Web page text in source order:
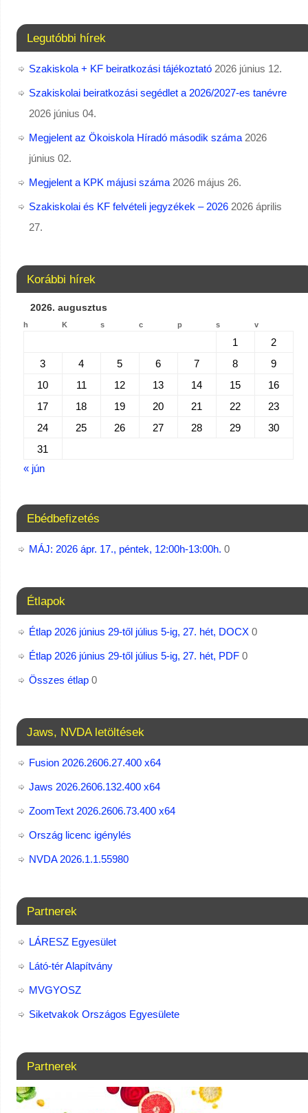
Legutóbbi hírek
Szakiskola + KF beiratkozási tájékoztató 2026 június 12.
Szakiskolai beiratkozási segédlet a 2026/2027-es tanévre
2026 június 04.
Megjelent az Ökoiskola Híradó második száma 2026
június 02.
Megjelent a KPK májusi száma 2026 május 26.
Szakiskolai és KF felvételi jegyzékek – 2026 2026 április
27.
Korábbi hírek
2026. augusztus
h K s c p s v
1
2
3
4 5 6 7 8
9
10
11 12 13 14 15
16
17
18 19 20 21 22
23
24
25 26 27 28 29
30
31
« jún
Ebédbefizetés
MÁJ: 2026 ápr. 17., péntek, 12:00h-13:00h. 0
Étlapok
Étlap 2026 június 29-től július 5-ig, 27. hét, DOCX0
Étlap 2026 június 29-től július 5-ig, 27. hét, PDF0
Összes étlap0
Jaws, NVDA letöltések
Fusion 2026.2606.27.400 x64
Jaws 2026.2606.132.400 x64
ZoomText 2026.2606.73.400​ x64
Ország licenc igénylés
NVDA 2026.1.1.55980
Partnerek
LÁRESZ Egyesület
Látó-tér Alapítvány
MVGYOSZ
Siketvakok Országos Egyesülete
Partnerek